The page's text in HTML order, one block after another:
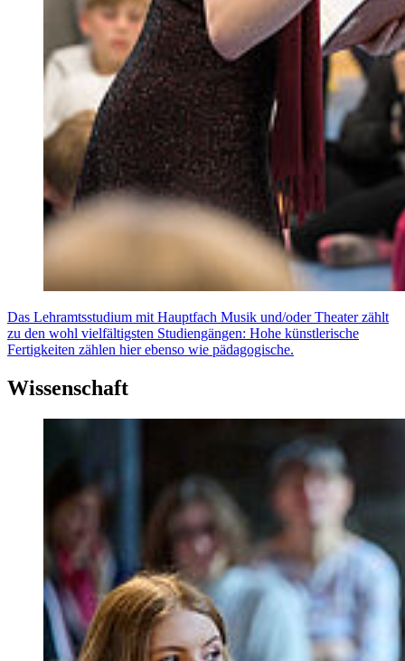
Das Lehramtsstudium mit Hauptfach Musik und/oder Theater zählt
zu den wohl vielfältigsten Studiengängen: Hohe künstlerische
Fertigkeiten zählen hier ebenso wie pädagogische.
Wissenschaft